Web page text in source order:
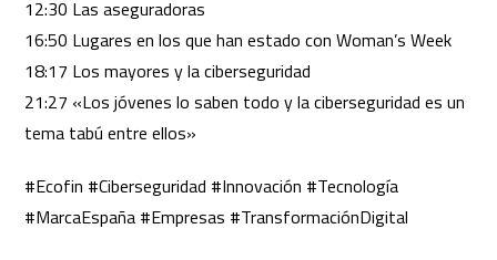
12:30 Las aseguradoras
16:50 Lugares en los que han estado con Woman’s Week
18:17 Los mayores y la ciberseguridad
21:27 «Los jóvenes lo saben todo y la ciberseguridad es un
tema tabú entre ellos»
#Ecofin #Ciberseguridad #Innovación #Tecnología
#MarcaEspaña #Empresas #TransformaciónDigital